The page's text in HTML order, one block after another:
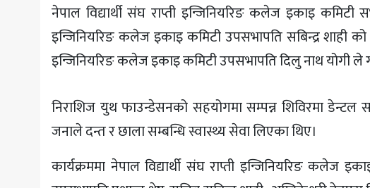
नेपाल विद्यार्थी संघ राप्ती इन्जिनियरिङ कलेज इकाइ कमिटी
इन्जिनियरिङ कलेज इकाइ कमिटी उपसभापति सबिन्द्र शाही
इन्जिनियरिङ कलेज इकाइ कमिटी उपसभापति दिलु नाथ योगी ले
निराशिज युथ फाउन्डेसनको सहयोगमा सम्पन्न शिविरमा
जनाले दन्त र छाला सम्बन्धि स्वास्थ्य सेवा लिएका थिए।
कार्यक्रममा नेपाल विद्यार्थी संघ राप्ती इन्जिनियरिङ कलेज